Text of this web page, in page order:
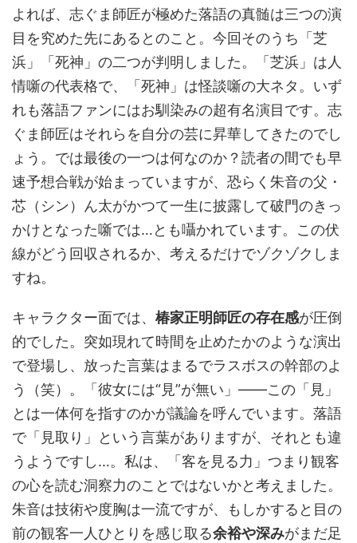
よれば、志ぐま師匠が極めた落語の真髄は三つの演
目を究めた先にあるとのこと。今回そのうち「芝
浜」「死神」の二つが判明しました。「芝浜」は人
情噺の代表格で、「死神」は怪談噺の大ネタ。いず
れも落語ファンにはお馴染みの超有名演目です。志
ぐま師匠はそれらを自分の芸に昇華してきたのでし
ょう。では最後の一つは何なのか？読者の間でも早
速予想合戦が始まっていますが、恐らく朱音の父・
芯（シン）ん太がかつて一生に披露して破門のきっ
かけとなった噺では…とも囁かれています。この伏
線がどう回収されるか、考えるだけでゾクゾクしま
すね。
キャラクター面では、 椿家正明師匠の存在感が圧倒
的でした。突如現れて時間を止めたかのような演出
で登場し、放った言葉はまるでラスボスの幹部のよ
う（笑）。「彼女には“見”が無い」――この「見」
とは一体何を指すのかが議論を呼んでいます。落語
で「見取り」という言葉がありますが、それとも違
うようですし…。私は、「客を見る力」つまり観客
の心を読む洞察力のことではないかと考えました。
朱音は技術や度胸は一流ですが、もしかすると目の
前の観客一人ひとりを感じ取る余裕や深みがまだ足